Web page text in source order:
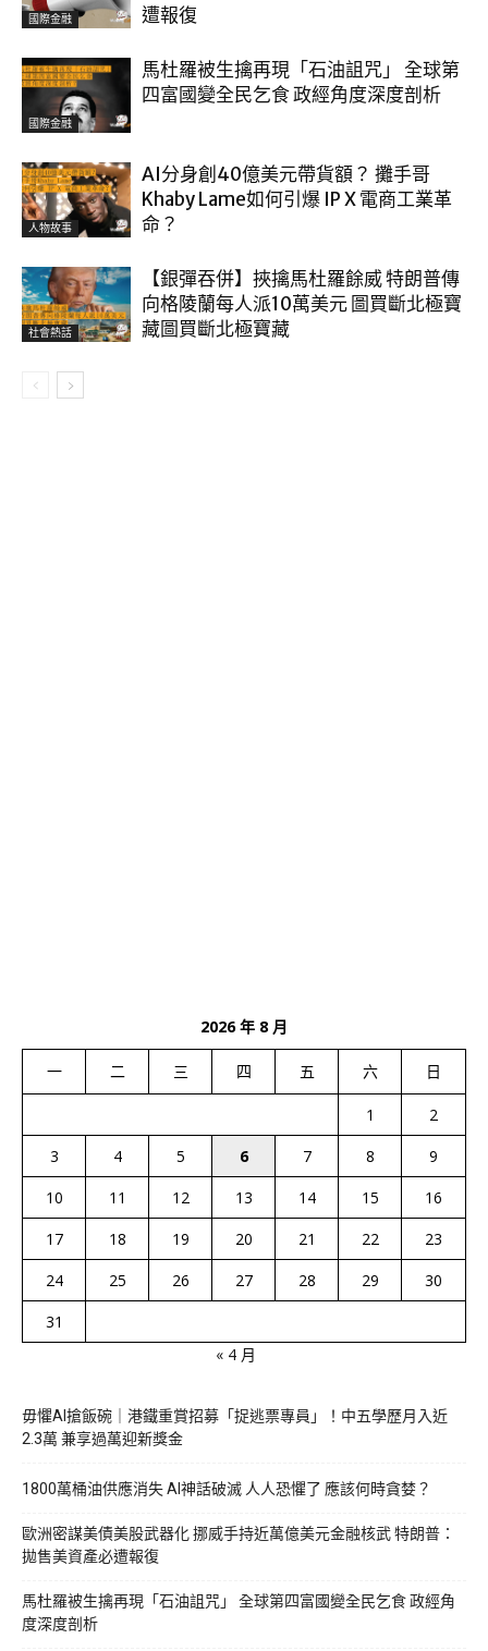
國際金融
遭報復
國際金融
馬杜羅被生擒再現「石油詛咒」 全球第
四富國變全民乞食 政經角度深度剖析
人物故事
AI分身創40億美元帶貨額？ 攤手哥
Khaby Lame如何引爆 IP X 電商工業革
命？
社會熱話
【銀彈吞併】挾擒馬杜羅餘威 特朗普傳
向格陵蘭每人派10萬美元 圖買斷北極寶
藏圖買斷北極寶藏
2026 年 8 月
一 二 三 四 五 六 日
1
2
3
4 5 6 7 8
9
10
11 12 13 14 15
16
17
18 19 20 21 22
23
24
25 26 27 28 29
30
31
« 4 月
毋懼AI搶飯碗｜港鐵重賞招募「捉逃票專員」！中五學歷月入近
2.3萬 兼享過萬迎新獎金
1800萬桶油供應消失 AI神話破滅 人人恐懼了 應該何時貪婪？
歐洲密謀美債美股武器化 挪威手持近萬億美元金融核武 特朗普：
拋售美資產必遭報復
馬杜羅被生擒再現「石油詛咒」 全球第四富國變全民乞食 政經角
度深度剖析